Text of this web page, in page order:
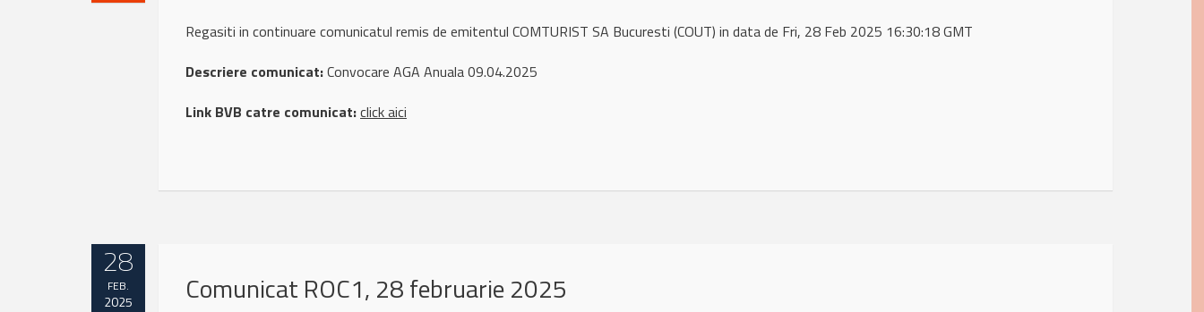
Regasiti in continuare comunicatul remis de emitentul COMTURIST SA Bucuresti (COUT) in data de Fri, 28 Feb 2025 16:30:18 GMT
Descriere comunicat:Convocare AGA Anuala 09.04.2025
Link BVB catre comunicat:click aici
28
FEB.
2025 Comunicat ROC1, 28 februarie 2025